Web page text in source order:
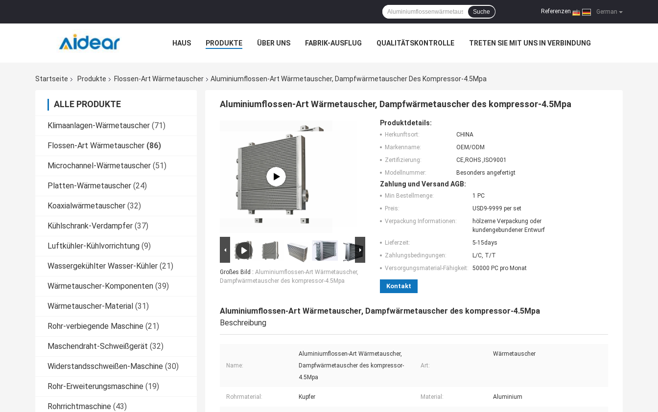
German
Referenzen |
Suche
HAUS PRODUKTE ÜBER UNS FABRIK-AUSFLUG QUALITÄTSKONTROLLE TRETEN SIE MIT UNS IN VERBINDUNG
Startseite
Produkte Flossen-Art Wärmetauscher Aluminiumflossen-Art Wärmetauscher, Dampfwärmetauscher Des Kompressor-4.5Mpa
ALLE PRODUKTE
Klimaanlagen-Wärmetauscher (71)
Flossen-Art Wärmetauscher (86)
Microchannel-Wärmetauscher (51)
Platten-Wärmetauscher (24)
Koaxialwärmetauscher (32)
Kühlschrank-Verdampfer (37)
Luftkühler-Kühlvorrichtung (9)
Wassergekühlter Wasser-Kühler (21)
Wärmetauscher-Komponenten (39)
Wärmetauscher-Material (31)
Rohr-verbiegende Maschine (21)
Maschendraht-Schweißgerät (32)
Widerstandsschweißen-Maschine (30)
Rohr-Erweiterungsmaschine (19)
Rohrrichtmaschine (43)
Aluminiumflossen-Art Wärmetauscher, Dampfwärmetauscher des kompressor-4.5Mpa
Großes Bild : Aluminiumflossen-Art Wärmetauscher,
Dampfwärmetauscher des kompressor-4.5Mpa
Produktdetails:
Herkunftsort:
CHINA
Markenname:
OEM/ODM
Zertifizierung:
CE,ROHS ,ISO9001
Modellnummer:
Besonders angefertigt
Zahlung und Versand AGB:
Min Bestellmenge:
1 PC
Preis:
USD9-9999 per set
Verpackung Informationen:
hölzerne Verpackung oder
kundengebundener Entwurf
Lieferzeit:
5-15days
Zahlungsbedingungen:
L/C, T/T
Versorgungsmaterial-Fähigkeit:
50000 PC pro Monat
Kontakt
Aluminiumflossen-Art Wärmetauscher, Dampfwärmetauscher des kompressor-4.5Mpa
Beschreibung
Name:
Aluminiumflossen-Art Wärmetauscher,
Dampfwärmetauscher des kompressor-
4.5Mpa
Art:
Wärmetauscher
Rohrmaterial: Kupfer Material: Aluminium